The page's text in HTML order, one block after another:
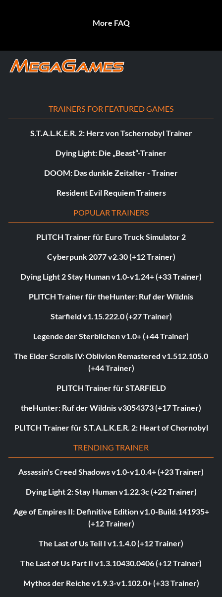
More FAQ
TRAINERS FOR FEATURED GAMES
S.T.A.L.K.E.R. 2: Herz von Tschernobyl Trainer
Dying Light: Die „Beast“-Trainer
DOOM: Das dunkle Zeitalter - Trainer
Resident Evil Requiem Trainers
POPULAR TRAINERS
PLITCH Trainer für Euro Truck Simulator 2
Cyberpunk 2077 v2.30 (+12 Trainer)
Dying Light 2 Stay Human v1.0-v1.24+ (+33 Trainer)
PLITCH Trainer für theHunter: Ruf der Wildnis
Starfield v1.15.222.0 (+27 Trainer)
Legende der Sterblichen v1.0+ (+44 Trainer)
The Elder Scrolls IV: Oblivion Remastered v1.512.105.0
(+44 Trainer)
PLITCH Trainer für STARFIELD
theHunter: Ruf der Wildnis v3054373 (+17 Trainer)
PLITCH Trainer für S.T.A.L.K.E.R. 2: Heart of Chornobyl
TRENDING TRAINER
Assassin's Creed Shadows v1.0-v1.0.4+ (+23 Trainer)
Dying Light 2: Stay Human v1.22.3c (+22 Trainer)
Age of Empires II: Definitive Edition v1.0-Build.141935+
(+12 Trainer)
The Last of Us Teil I v1.1.4.0 (+12 Trainer)
The Last of Us Part II v1.3.10430.0406 (+12 Trainer)
Mythos der Reiche v1.9.3-v1.102.0+ (+33 Trainer)